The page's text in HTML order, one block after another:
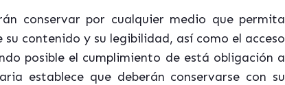
conservar por cualquier medio que permita
contenido y su legibilidad, así como el acceso
posible el cumplimiento de está obligación a
establece que deberán conservarse con su